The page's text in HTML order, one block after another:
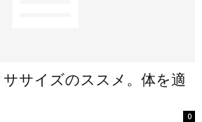
サイズのススメ。体を適
0